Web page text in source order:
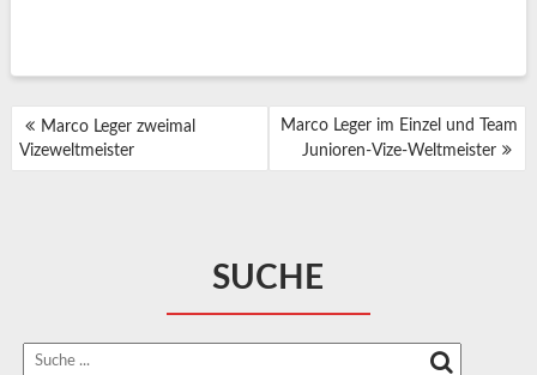
BEITRAGSNAVIGATION
Marco Leger zweimal
Vizeweltmeister
Marco Leger im Einzel und Team
Junioren-Vize-Weltmeister
SUCHE